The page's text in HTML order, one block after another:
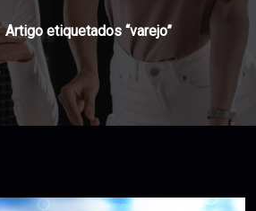
Artigo etiquetados “varejo”